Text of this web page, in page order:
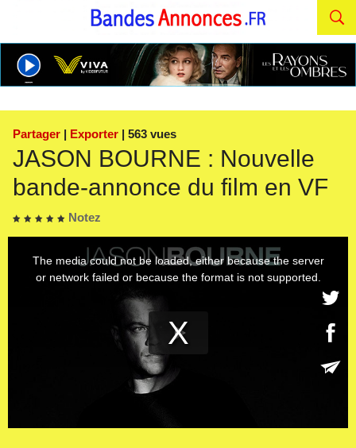
Partager | Exporter | 563 vues
JASON BOURNE : Nouvelle
bande-annonce du film en VF
Notez